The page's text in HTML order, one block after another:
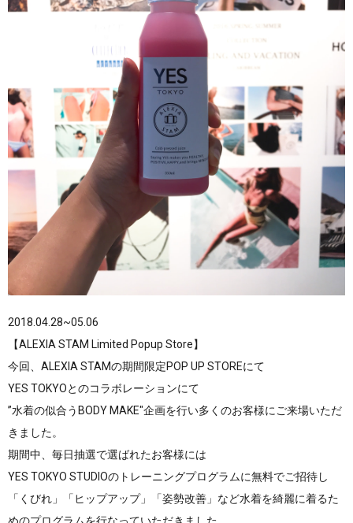
2018.04.28~05.06
【ALEXIA STAM Limited Popup Store】
今回、ALEXIA STAMの期間限定POP UP STOREにて
YES TOKYOとのコラボレーションにて
”水着の似合うBODY MAKE"企画を行い多くのお客様にご来場いただ
きました。
期間中、毎日抽選で選ばれたお客様には
YES TOKYO STUDIOのトレーニングプログラムに無料でご招待し
「くびれ」「ヒップアップ」「姿勢改善」など水着を綺麗に着るた